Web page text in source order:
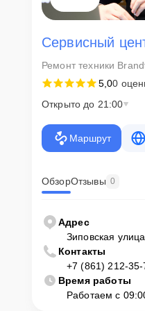
данных на ремонтируемых
действующим
Как начать
Для запуска процесса
нужно просто оставитьЗаявку
проконсультируют по всем
оформят выезд мастера в
Сервисный
Ремонт техники
5,00
Открыто до 21:00
Маршрут
ОбзорОтзывы 0
Адрес
Зиповская
Контакты
+7 (861) 212-35-
Время работы
Работаем с